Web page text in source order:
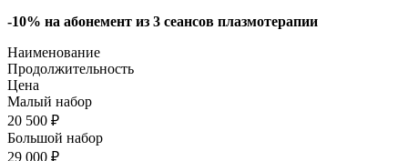
-10% на абонемент из 3 сеансов плазмотерапии
Наименование
Продолжительность
Цена
Малый набор
20 500 ₽
Большой набор
29 000 ₽